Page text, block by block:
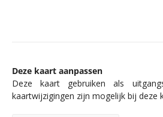
Deze kaart aanpassen
Deze kaart gebruiken als
kaartwijzigingen zijn mogelijk bij deze